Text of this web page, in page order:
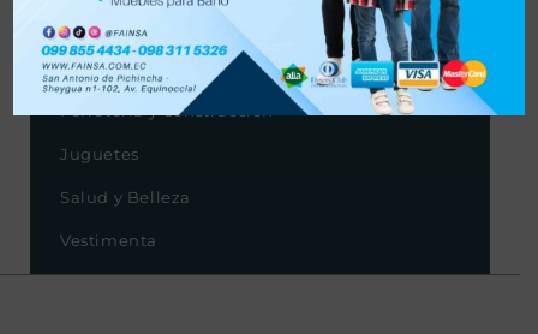
Accesorios de hogar
Electrónica
Ferretería y Construcción
Juguetes
Salud y Belleza
Vestimenta